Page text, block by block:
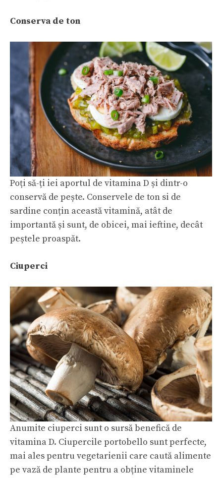
Conserva de ton
Poți să-ți iei aportul de vitamina D și dintr-o
conservă de pește. Conservele de ton si de
sardine conțin această vitamină, atât de
importantă și sunt, de obicei, mai ieftine, decât
peștele proaspăt.
Ciuperci
Anumite ciuperci sunt o sursă benefică de
vitamina D. Ciupercile portobello sunt perfecte,
mai ales pentru vegetarienii care caută alimente
pe vază de plante pentru a obține vitaminele